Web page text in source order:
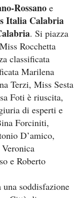
Rossano e
Italia Calabria
. Si piazza
Rocchetta
classificata
Marilena
Terzi, Miss Sesta
Foti è riuscita,
di esperti e
Forciniti,
D’amico,
e Roberto
soddisfazione